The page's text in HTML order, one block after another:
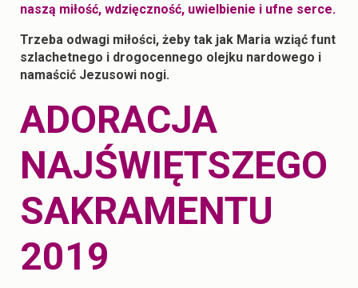
naszą miłość, wdzięczność, uwielbienie i ufne serce.
Trzeba odwagi miłości, żeby tak jak Maria wziąć funt
szlachetnego i drogocennego olejku nardowego i
namaścić Jezusowi nogi.
ADORACJA
NAJŚWIĘTSZEGO
SAKRAMENTU
2019